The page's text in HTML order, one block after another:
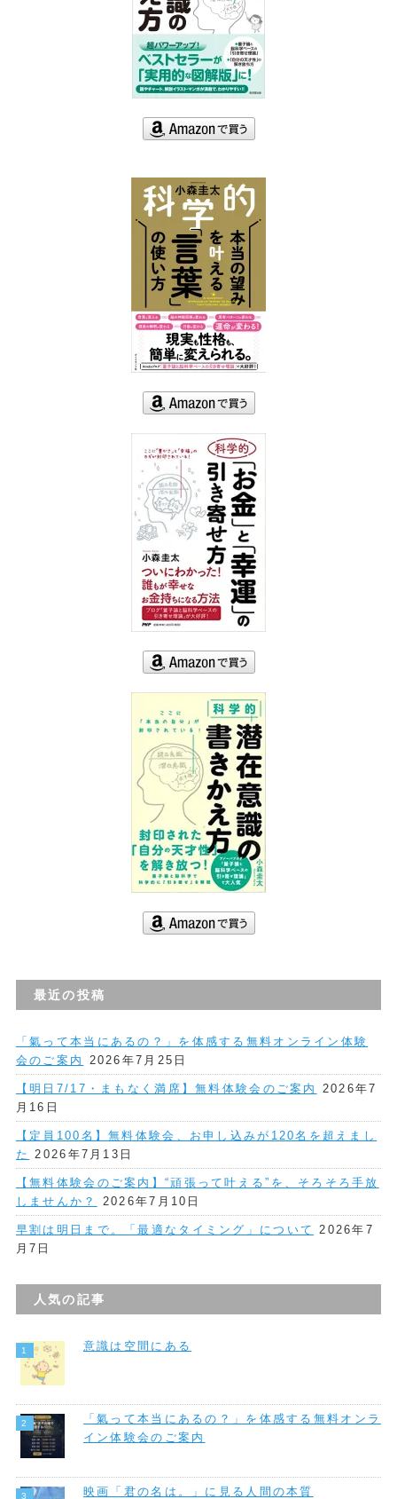
最近の投稿
「氣って本当にあるの？」を体感する無料オンライン体験
会のご案内
2026年7月25日
【明日7/17・まもなく満席】無料体験会のご案内
2026年7
月16日
【定員100名】無料体験会、お申し込みが120名を超えまし
た
2026年7月13日
【無料体験会のご案内】“頑張って叶える”を、そろそろ手放
しませんか？
2026年7月10日
早割は明日まで。「最適なタイミング」について
2026年7
月7日
人気の記事
意識は空間にある
「氣って本当にあるの？」を体感する無料オンラ
イン体験会のご案内
映画「君の名は。」に見る人間の本質